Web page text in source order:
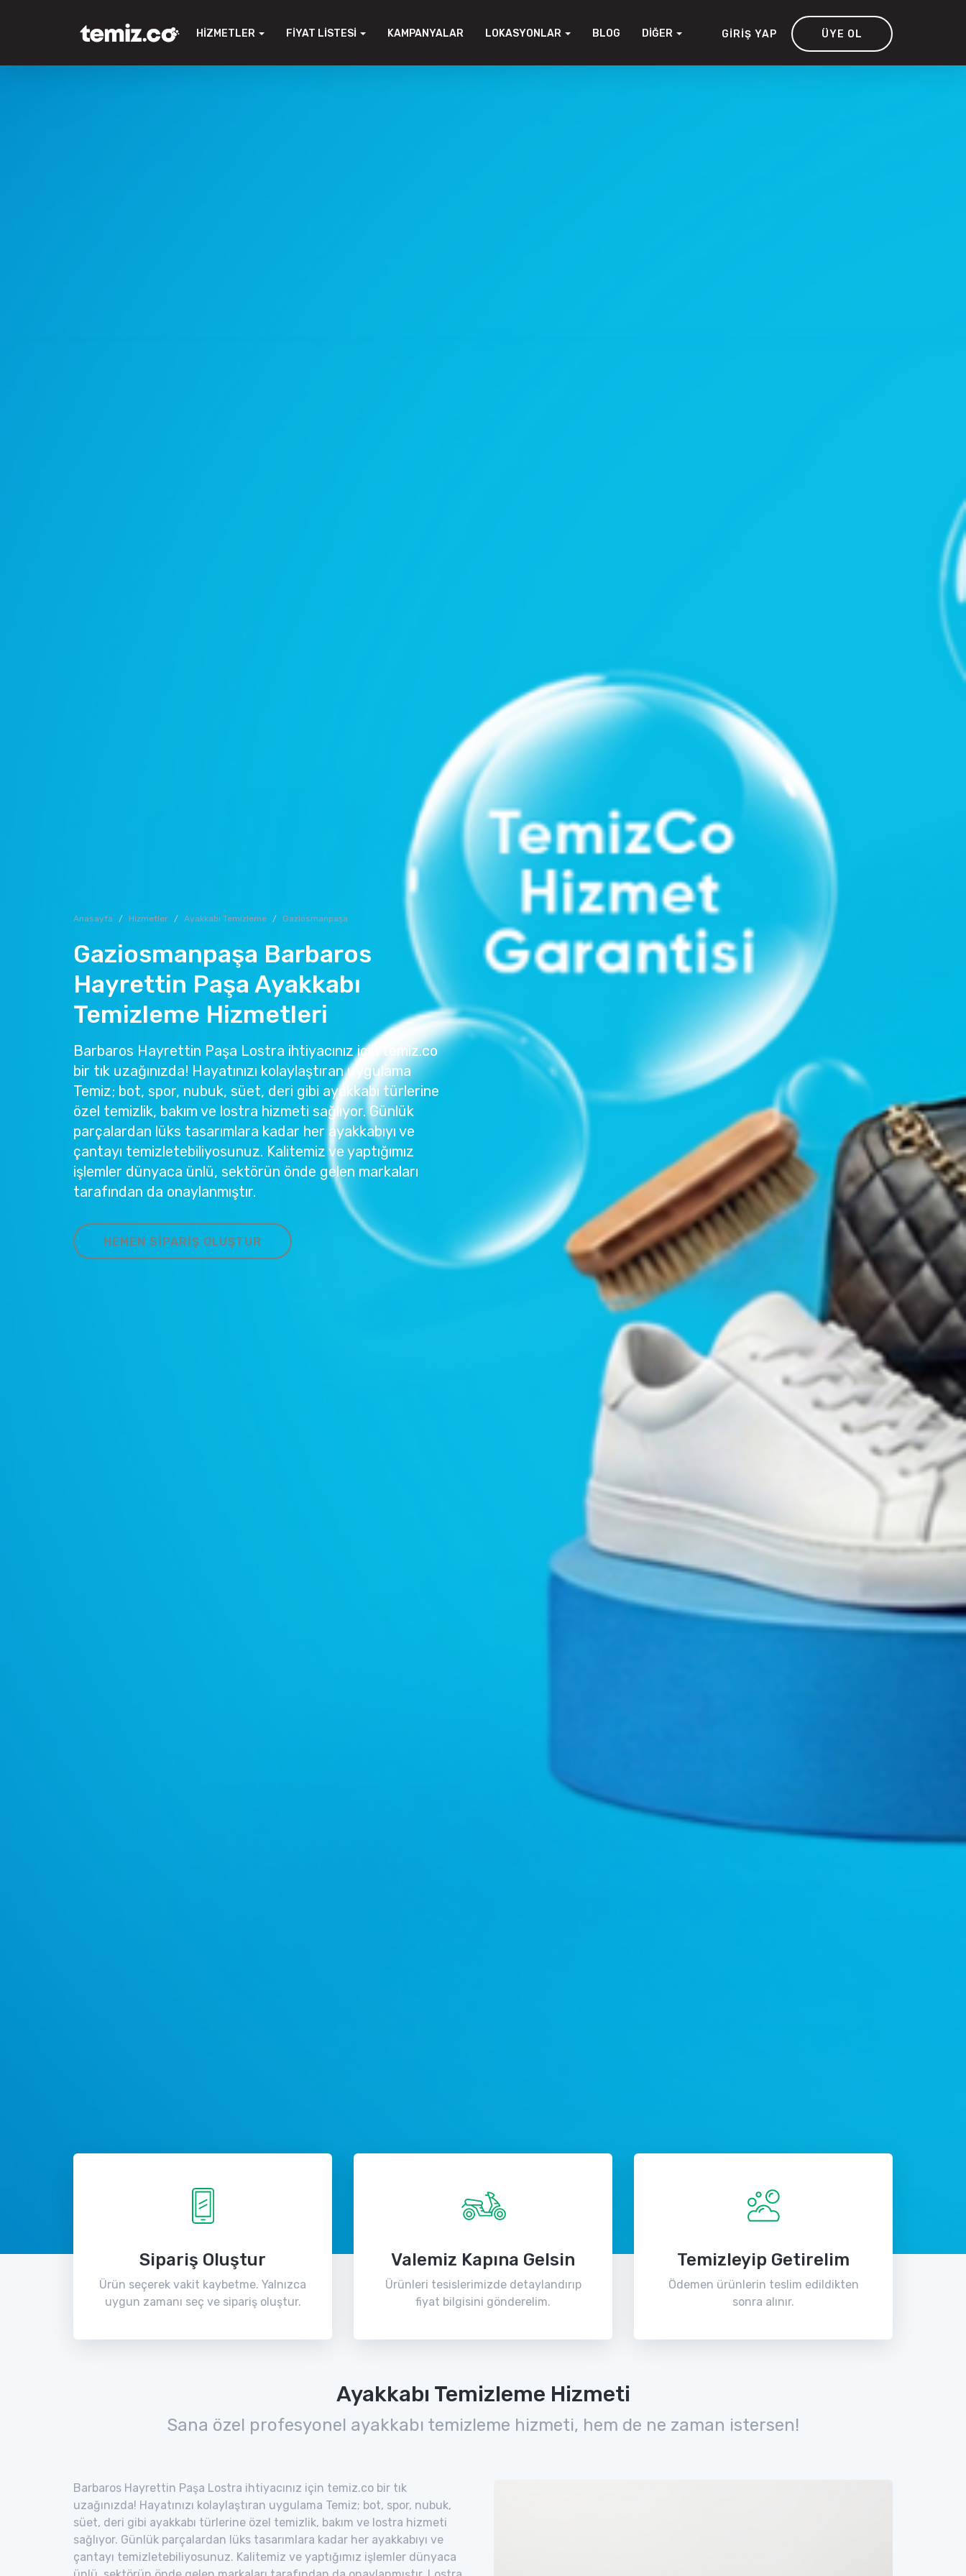
HIZMETLER FIYAT LISTESI KAMPANYALAR LOKASYONLAR BLOG DIĞER GIRIŞ YAP ÜYE OL
Anasayfa Hizmetler Ayakkabı Temizleme Gaziosmanpaşa
Gaziosmanpaşa Barbaros
Hayrettin Paşa Ayakkabı
Temizleme Hizmetleri
Barbaros Hayrettin Paşa Lostra ihtiyacınız için temiz.co
bir tık uzağınızda! Hayatınızı kolaylaştıran uygulama
Temiz; bot, spor, nubuk, süet, deri gibi ayakkabı türlerine
özel temizlik, bakım ve lostra hizmeti sağlıyor. Günlük
parçalardan lüks tasarımlara kadar her ayakkabıyı ve
çantayı temizletebiliyosunuz. Kalitemiz ve yaptığımız
işlemler dünyaca ünlü, sektörün önde gelen markaları
tarafından da onaylanmıştır.
HEMEN SIPARIŞ OLUŞTUR
Sipariş Oluştur
Ürün seçerek vakit kaybetme. Yalnızca
uygun zamanı seç ve sipariş oluştur.
Valemiz Kapına Gelsin
Ürünleri tesislerimizde detaylandırıp
fiyat bilgisini gönderelim.
Temizleyip Getirelim
Ödemen ürünlerin teslim edildikten
sonra alınır.
Ayakkabı Temizleme Hizmeti
Sana özel profesyonel ayakkabı temizleme hizmeti, hem de ne zaman istersen!
Barbaros Hayrettin Paşa Lostra ihtiyacınız için temiz.co bir tık
uzağınızda! Hayatınızı kolaylaştıran uygulama Temiz; bot, spor, nubuk,
süet, deri gibi ayakkabı türlerine özel temizlik, bakım ve lostra hizmeti
sağlıyor. Günlük parçalardan lüks tasarımlara kadar her ayakkabıyı ve
çantayı temizletebiliyosunuz. Kalitemiz ve yaptığımız işlemler dünyaca